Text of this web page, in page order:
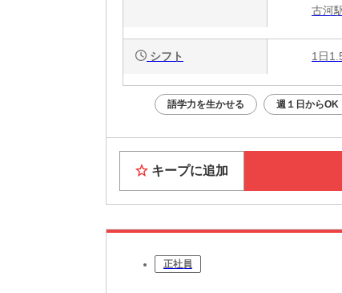
古河
シフト 1日
語学力を生かせる 週１日からOK
キープに追加
正社員